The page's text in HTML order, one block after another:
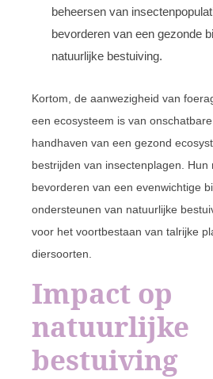
beheersen van
bevorderen van een gezonde
natuurlijke bestuiving.
Kortom, de aanwezigheid van
een ecosysteem is van
handhaven van een gezond
bestrijden van insectenplagen. Hun
bevorderen van een evenwichtige
ondersteunen van natuurlijke
voor het voortbestaan van talrijke
diersoorten.
Impact op
natuurlijke
bestuiving